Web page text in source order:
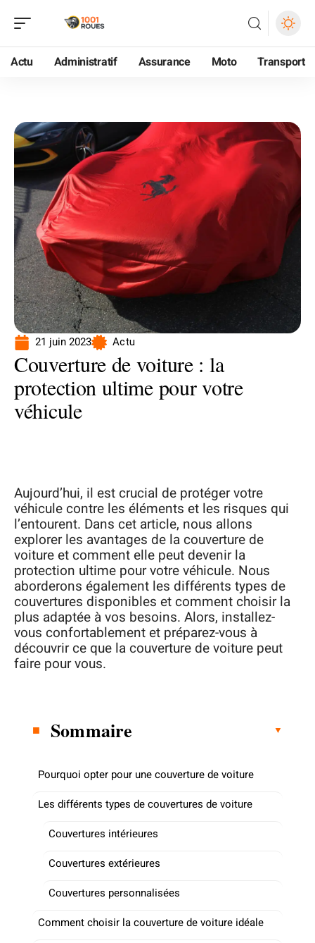
Actu Administratif Assurance Moto Transport
21 juin 2023 Actu
Couverture de voiture : la
protection ultime pour votre
véhicule
Aujourd’hui, il est crucial de protéger votre
véhicule contre les éléments et les risques qui
l’entourent. Dans cet article, nous allons
explorer les avantages de la couverture de
voiture et comment elle peut devenir la
protection ultime pour votre véhicule. Nous
aborderons également les différents types de
couvertures disponibles et comment choisir la
plus adaptée à vos besoins. Alors, installez-
vous confortablement et préparez-vous à
découvrir ce que la couverture de voiture peut
faire pour vous.
Sommaire
Pourquoi opter pour une couverture de voiture
Les différents types de couvertures de voiture
Couvertures intérieures
Couvertures extérieures
Couvertures personnalisées
Comment choisir la couverture de voiture idéale